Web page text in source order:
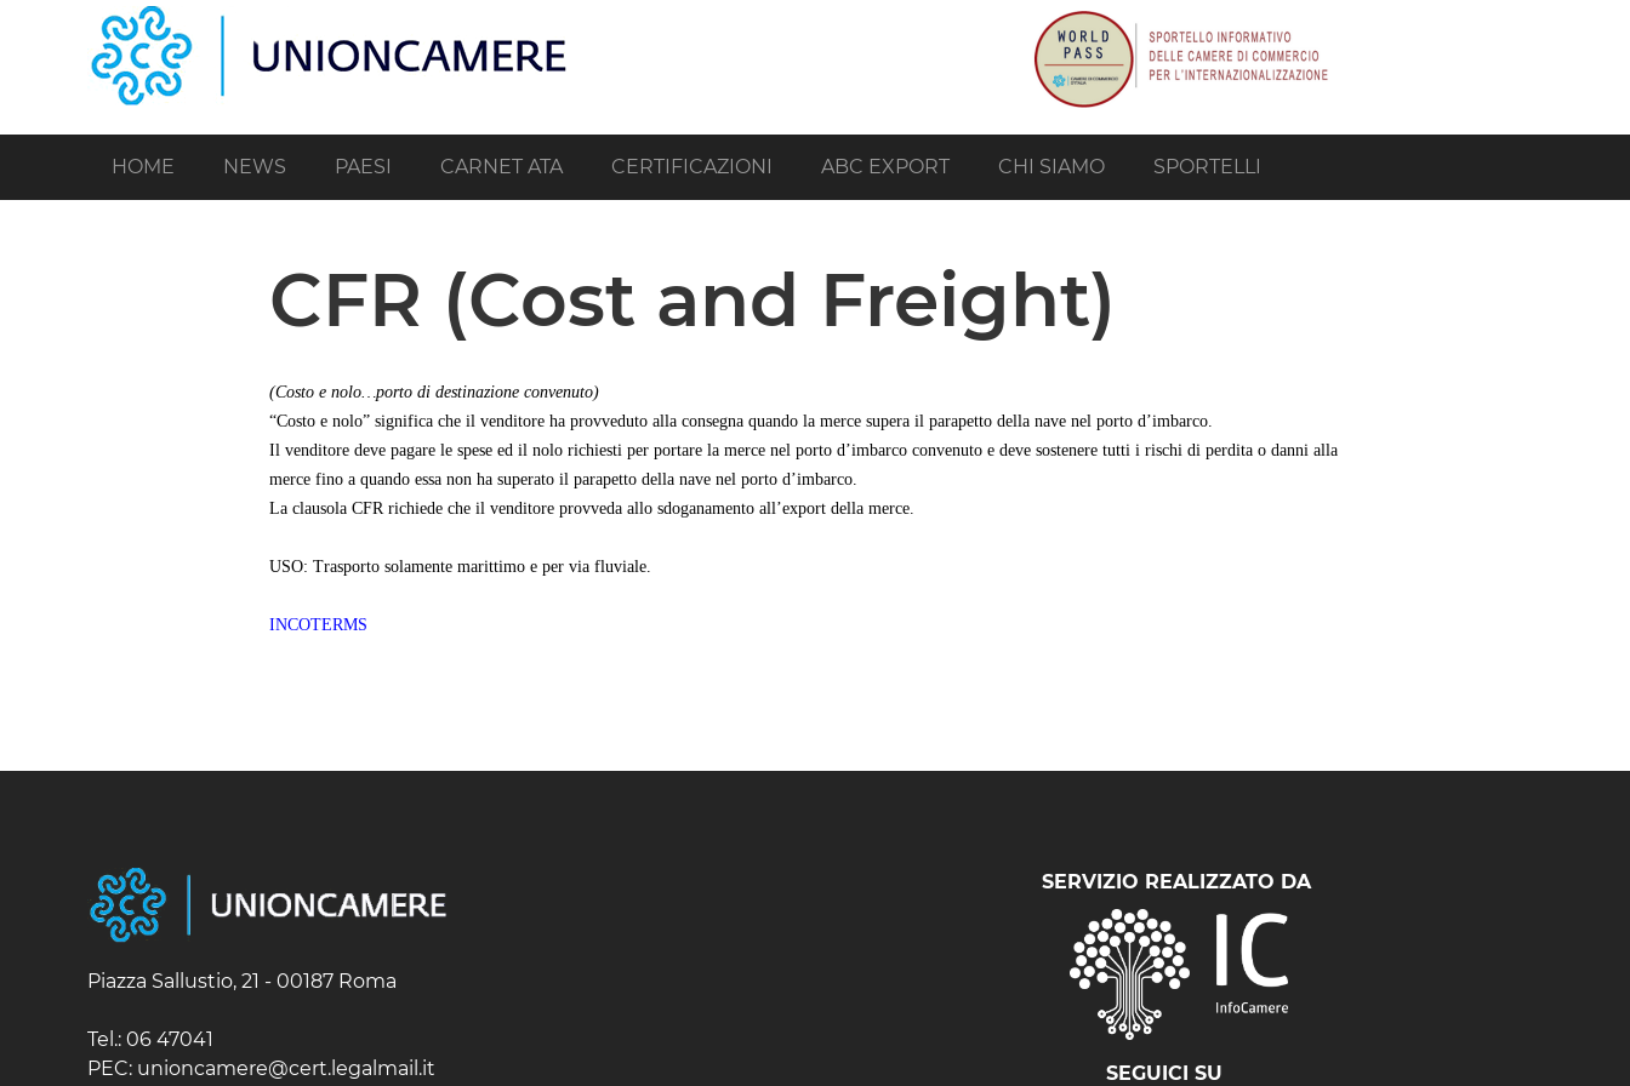
contenuto
principale
HOME NEWS PAESI CARNET ATA CERTIFICAZIONI ABC EXPORT CHI SIAMO SPORTELLI
CFR (Cost and Freight)
(Costo e nolo…porto di destinazione convenuto)
“Costo e nolo” significa che il venditore ha provveduto alla consegna quando la merce supera il parapetto della nave nel porto d’imbarco.
Il venditore deve pagare le spese ed il nolo richiesti per portare la merce nel porto d’imbarco convenuto e deve sostenere tutti i rischi di perdita o danni alla
merce fino a quando essa non ha superato il parapetto della nave nel porto d’imbarco.
La clausola CFR richiede che il venditore provveda allo sdoganamento all’export della merce.
USO: Trasporto solamente marittimo e per via fluviale.
INCOTERMS
Piazza Sallustio, 21 - 00187 Roma
Tel.: 06 47041
PEC: unioncamere@cert.legalmail.it
SERVIZIO REALIZZATO DA
SEGUICI SU